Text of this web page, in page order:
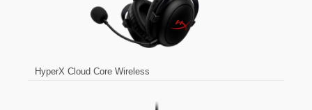
HyperX Cloud Core Wireless